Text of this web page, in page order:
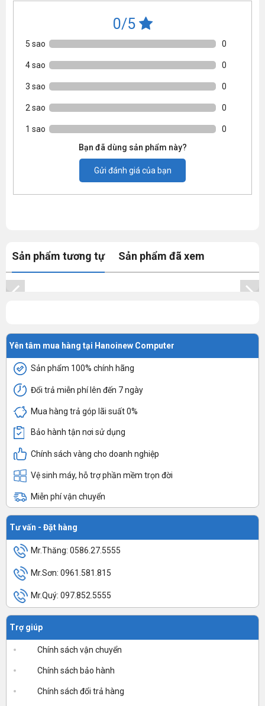
0/5
5 sao 0
4 sao 0
3 sao 0
2 sao 0
1 sao
0
Bạn đã dùng sản phẩm này?
Gửi đánh giá của bạn
Sản phẩm tương tự Sản phẩm đã xem
Yên tâm mua hàng tại Hanoinew Computer
Sản phẩm 100% chính hãng
Đổi trả miễn phí lên đến 7 ngày
Mua hàng trả góp lãi suất 0%
Bảo hành tận nơi sử dụng
Chính sách vàng cho doanh nghiệp
Vệ sinh máy, hỗ trợ phần mềm trọn đời
Miễn phí vận chuyển
Tư vấn - Đặt hàng
Mr.Thăng: 0586.27.5555
Mr.Sơn: 0961.581.815
Mr.Quý: 097.852.5555
Trợ giúp
Chính sách vận chuyển
Chính sách bảo hành
Chính sách đổi trả hàng